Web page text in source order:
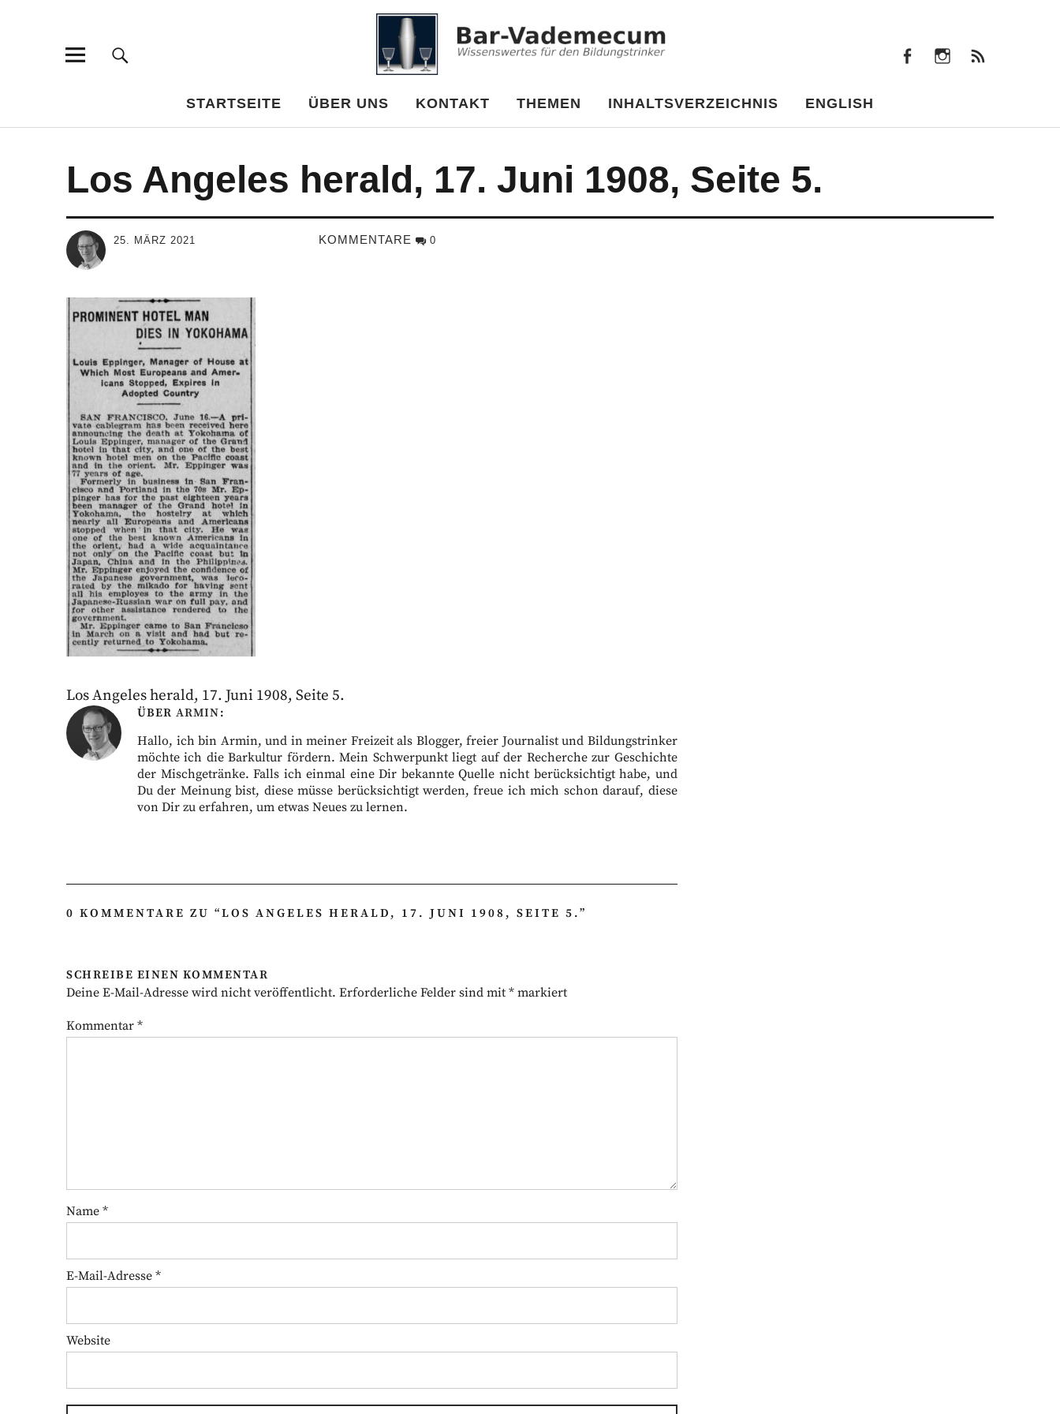
Bar-Vademecum
STARTSEITE ÜBER UNS KONTAKT THEMEN INHALTSVERZEICHNIS ENGLISH
Los Angeles herald, 17. Juni 1908, Seite 5.
25. MÄRZ 2021 KOMMENTARE 0
Los Angeles herald, 17. Juni 1908, Seite 5.
ÜBER ARMIN
Hallo, ich bin Armin, und in meiner Freizeit als Blogger, freier Journalist und Bildungstrinker
möchte ich die Barkultur fördern. Mein Schwerpunkt liegt auf der Recherche zur Geschichte
der Mischgetränke. Falls ich einmal eine Dir bekannte Quelle nicht berücksichtigt habe, und
Du der Meinung bist, diese müsse berücksichtigt werden, freue ich mich schon darauf, diese
von Dir zu erfahren, um etwas Neues zu lernen.
0 KOMMENTARE ZU “LOS ANGELES HERALD, 17. JUNI 1908, SEITE 5.”
SCHREIBE EINEN KOMMENTAR
Deine E-Mail-Adresse wird nicht veröffentlicht. Erforderliche Felder sind mit * markiert
Kommentar *
Name *
E-Mail-Adresse *
Website